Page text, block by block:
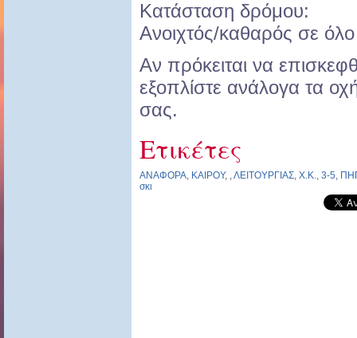
Κατάσταση δρόμου:
Ανοιχτός/καθαρός σε
Αν πρόκειται να
εξοπλίστε ανάλογα τα
σας.
Ετικέτες
ΑΝΑΦΟΡΑ, ΚΑΙΡΟΥ, ,ΛΕΙΤΟΥΡΓΙΑΣ, Χ.Κ., 3-5,
σκι